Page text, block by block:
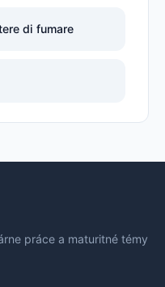
di fumare
práce a maturitné témy